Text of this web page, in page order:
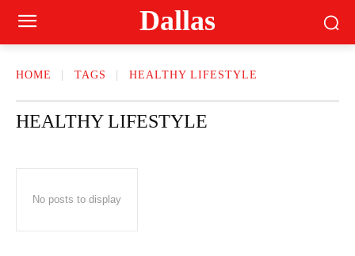
Dallas
HOME TAGS HEALTHY LIFESTYLE
HEALTHY LIFESTYLE
No posts to display